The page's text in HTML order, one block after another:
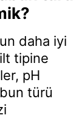
daha iyi
tipine
pH
türü